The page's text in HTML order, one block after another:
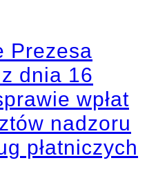
Prezesa
dnia 16
wpłat
nadzoru
płatniczych